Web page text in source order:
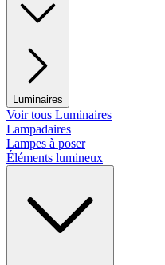
Luminaires
Voir tous Luminaires
Lampadaires
Lampes à poser
Éléments lumineux